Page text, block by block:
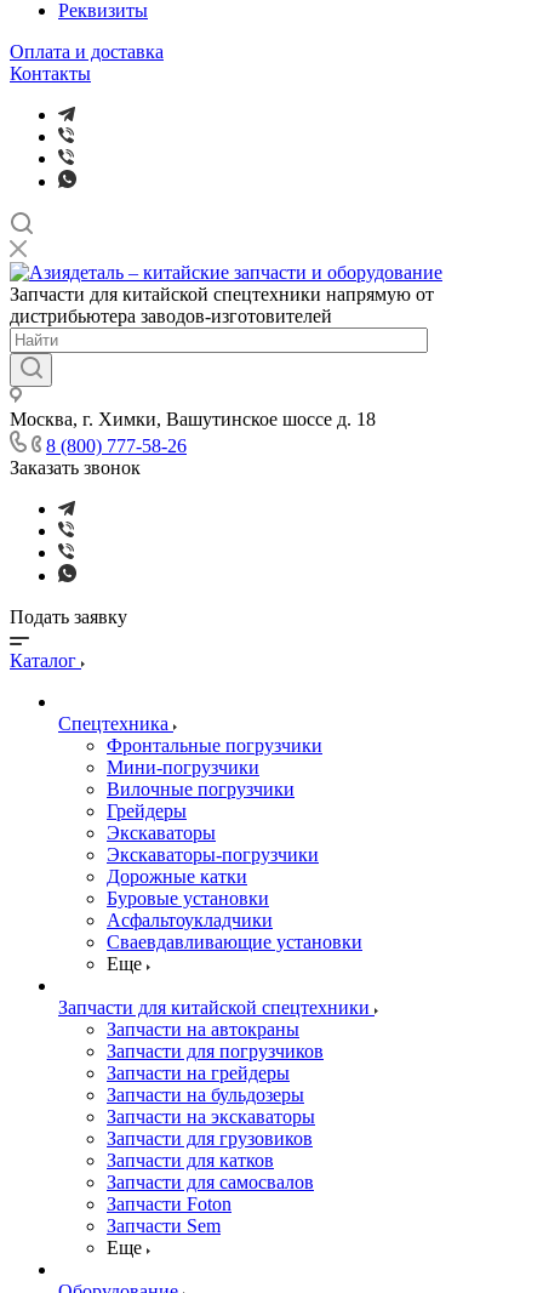
Реквизиты
Оплата и доставка
Контакты
Запчасти для китайской спецтехники напрямую от
дистрибьютера заводов-изготовителей
Москва, г. Химки, Вашутинское шоссе д. 18
8 (800) 777-58-26
Заказать звонок
Подать заявку
Каталог
Спецтехника
Фронтальные погрузчики
Мини-погрузчики
Вилочные погрузчики
Грейдеры
Экскаваторы
Экскаваторы-погрузчики
Дорожные катки
Буровые установки
Асфальтоукладчики
Сваевдавливающие установки
Еще
Запчасти для китайской спецтехники
Запчасти на автокраны
Запчасти для погрузчиков
Запчасти на грейдеры
Запчасти на бульдозеры
Запчасти на экскаваторы
Запчасти для грузовиков
Запчасти для катков
Запчасти для самосвалов
Запчасти Foton
Запчасти Sem
Еще